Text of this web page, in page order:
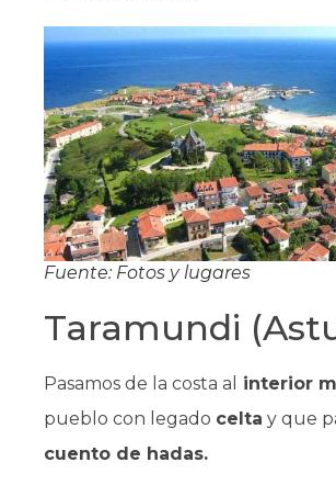
Fuente: Fotos y lugares
Taramundi
Pasamos de la costa al interior
pueblo con legado celta y que
cuento de hadas.